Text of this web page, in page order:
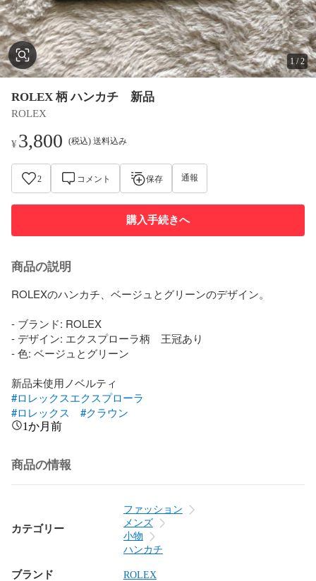
1 /2
ROLEX 柄 ハンカチ 新品
ROLEX
¥3,800 (税込) 送料込み
2 コメント 保存 通報
購入手続きへ
商品の説明
ROLEXのハンカチ、ベージュとグリーンのデザイン。
- ブランド: ROLEX
- デザイン: エクスプローラ柄　王冠あり
- 色: ベージュとグリーン
#ロレックスエクスプローラ
#ロレックス
#クラウン
1か月前
商品の情報
カテゴリー
ファッション
メンズ
小物
ハンカチ
ブランド ROLEX